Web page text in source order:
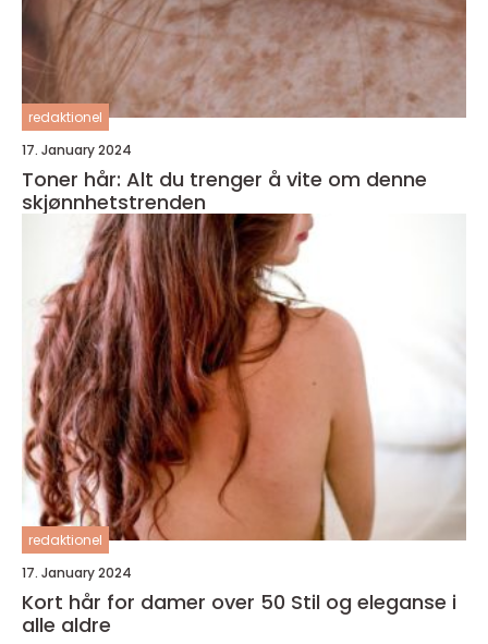
redaktionel
17. January 2024
Toner hår: Alt du trenger å vite om denne
skjønnhetstrenden
redaktionel
17. January 2024
Kort hår for damer over 50 Stil og eleganse i
alle aldre